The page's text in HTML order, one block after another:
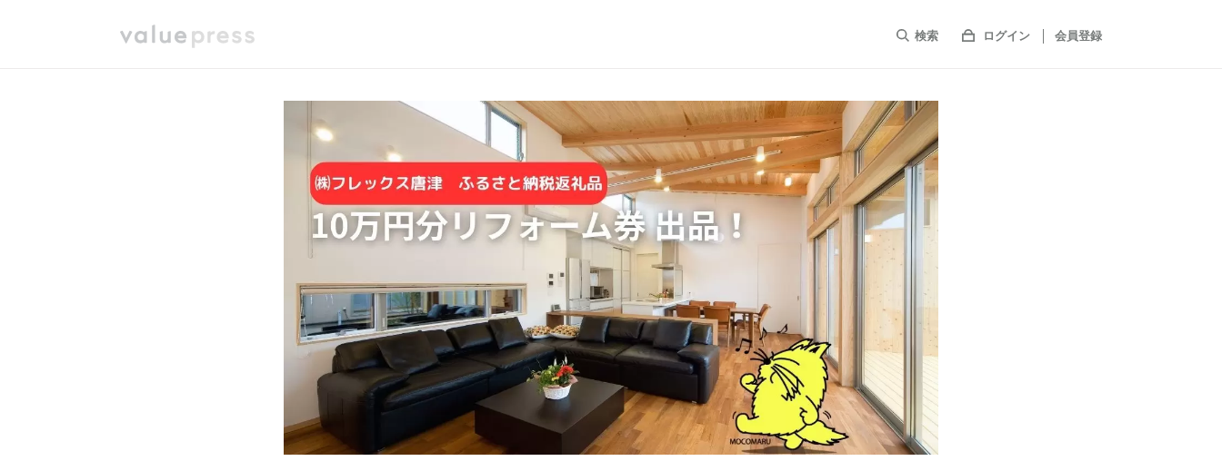
検索 ログイン 会員登録